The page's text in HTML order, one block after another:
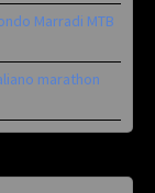
Marradi MTB
marathon